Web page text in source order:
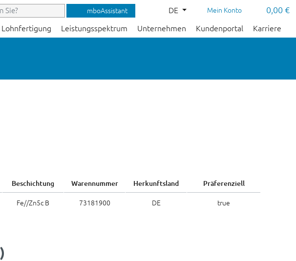
mboAssistant DE Mein Konto 0,00 €
Lohnfertigung Leistungsspektrum Unternehmen Kundenportal Karriere
Beschichtung Warennummer Herkunftsland Präferenziell
Fe//Zn5c B 73181900 DE true